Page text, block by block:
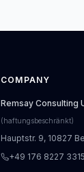
COMPANY
Remsay Consulting
(haftungsbeschränkt)
Hauptstr. 9, 10827
+49 176 8227 3315